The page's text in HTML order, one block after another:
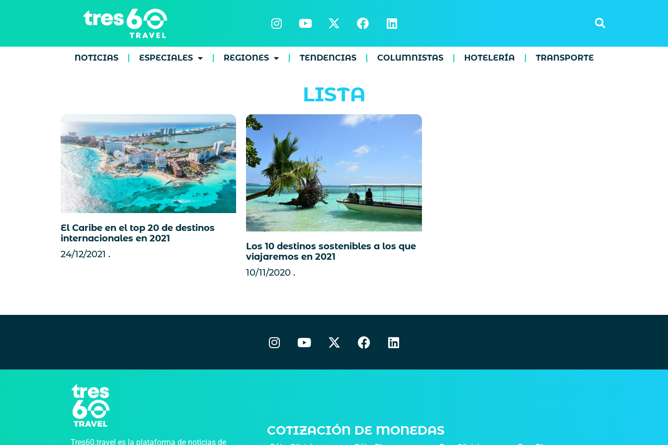
NOTICIAS ESPECIALES REGIONES TENDENCIAS COLUMNISTAS HOTELERÍA TRANSPORTE
LISTA
El Caribe en el top 20 de destinos
internacionales en 2021
24/12/2021
Los 10 destinos sostenibles a los que
viajaremos en 2021
10/11/2020
Tres60.travel es la plataforma de noticias de
COTIZACIÓN DE MONEDAS